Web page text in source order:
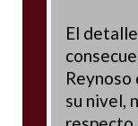
El
su nivel,